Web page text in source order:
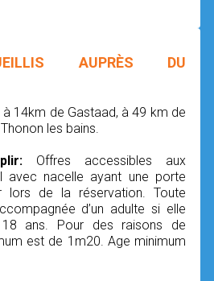
AUPRÈS DU
à 14km de Gastaad, à 49 km de
les bains.
Offres accessibles aux
avec nacelle ayant une porte
lors de la réservation. Toute
d’un adulte si elle
ans. Pour des raisons de
est de 1m20. Age minimum